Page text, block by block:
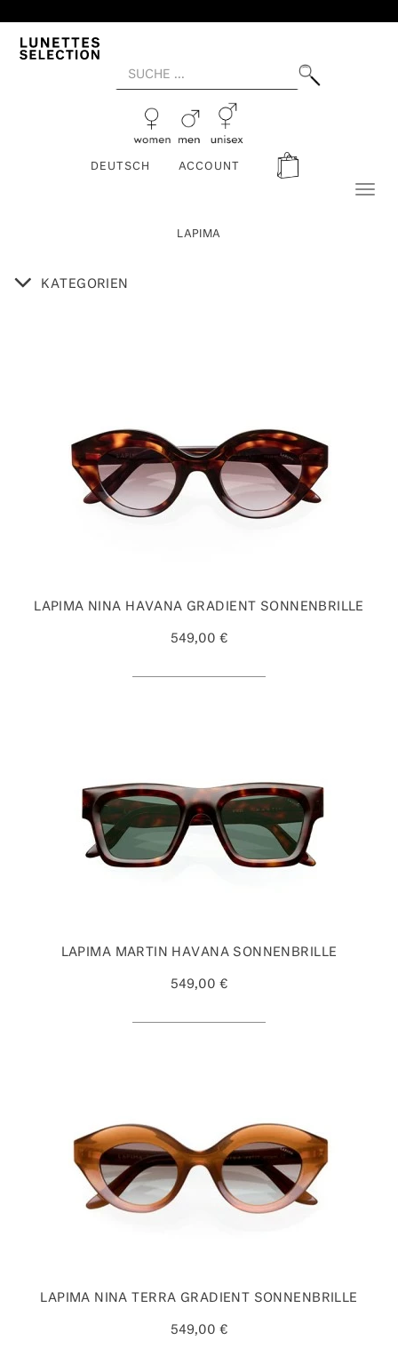
DEUTSCH ACCOUNT
LAPIMA
KATEGORIEN
LAPIMA NINA HAVANA GRADIENT SONNENBRILLE
549,00 €
LAPIMA MARTIN HAVANA SONNENBRILLE
549,00 €
LAPIMA NINA TERRA GRADIENT SONNENBRILLE
549,00 €